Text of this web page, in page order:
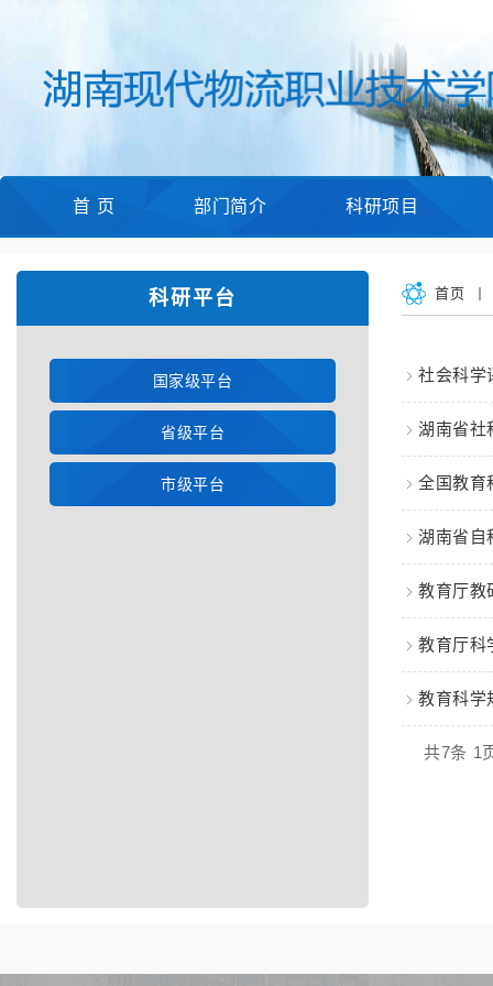
首 页 部门简介 科研项目
科研平台
国家级平台
省级平台
市级平台
首页
社会科学
湖南省社
全国教育
湖南省自
教育厅教
教育厅科
教育科学
共7条 1